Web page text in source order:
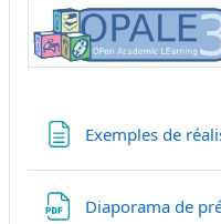
Exemples de
Diaporama de